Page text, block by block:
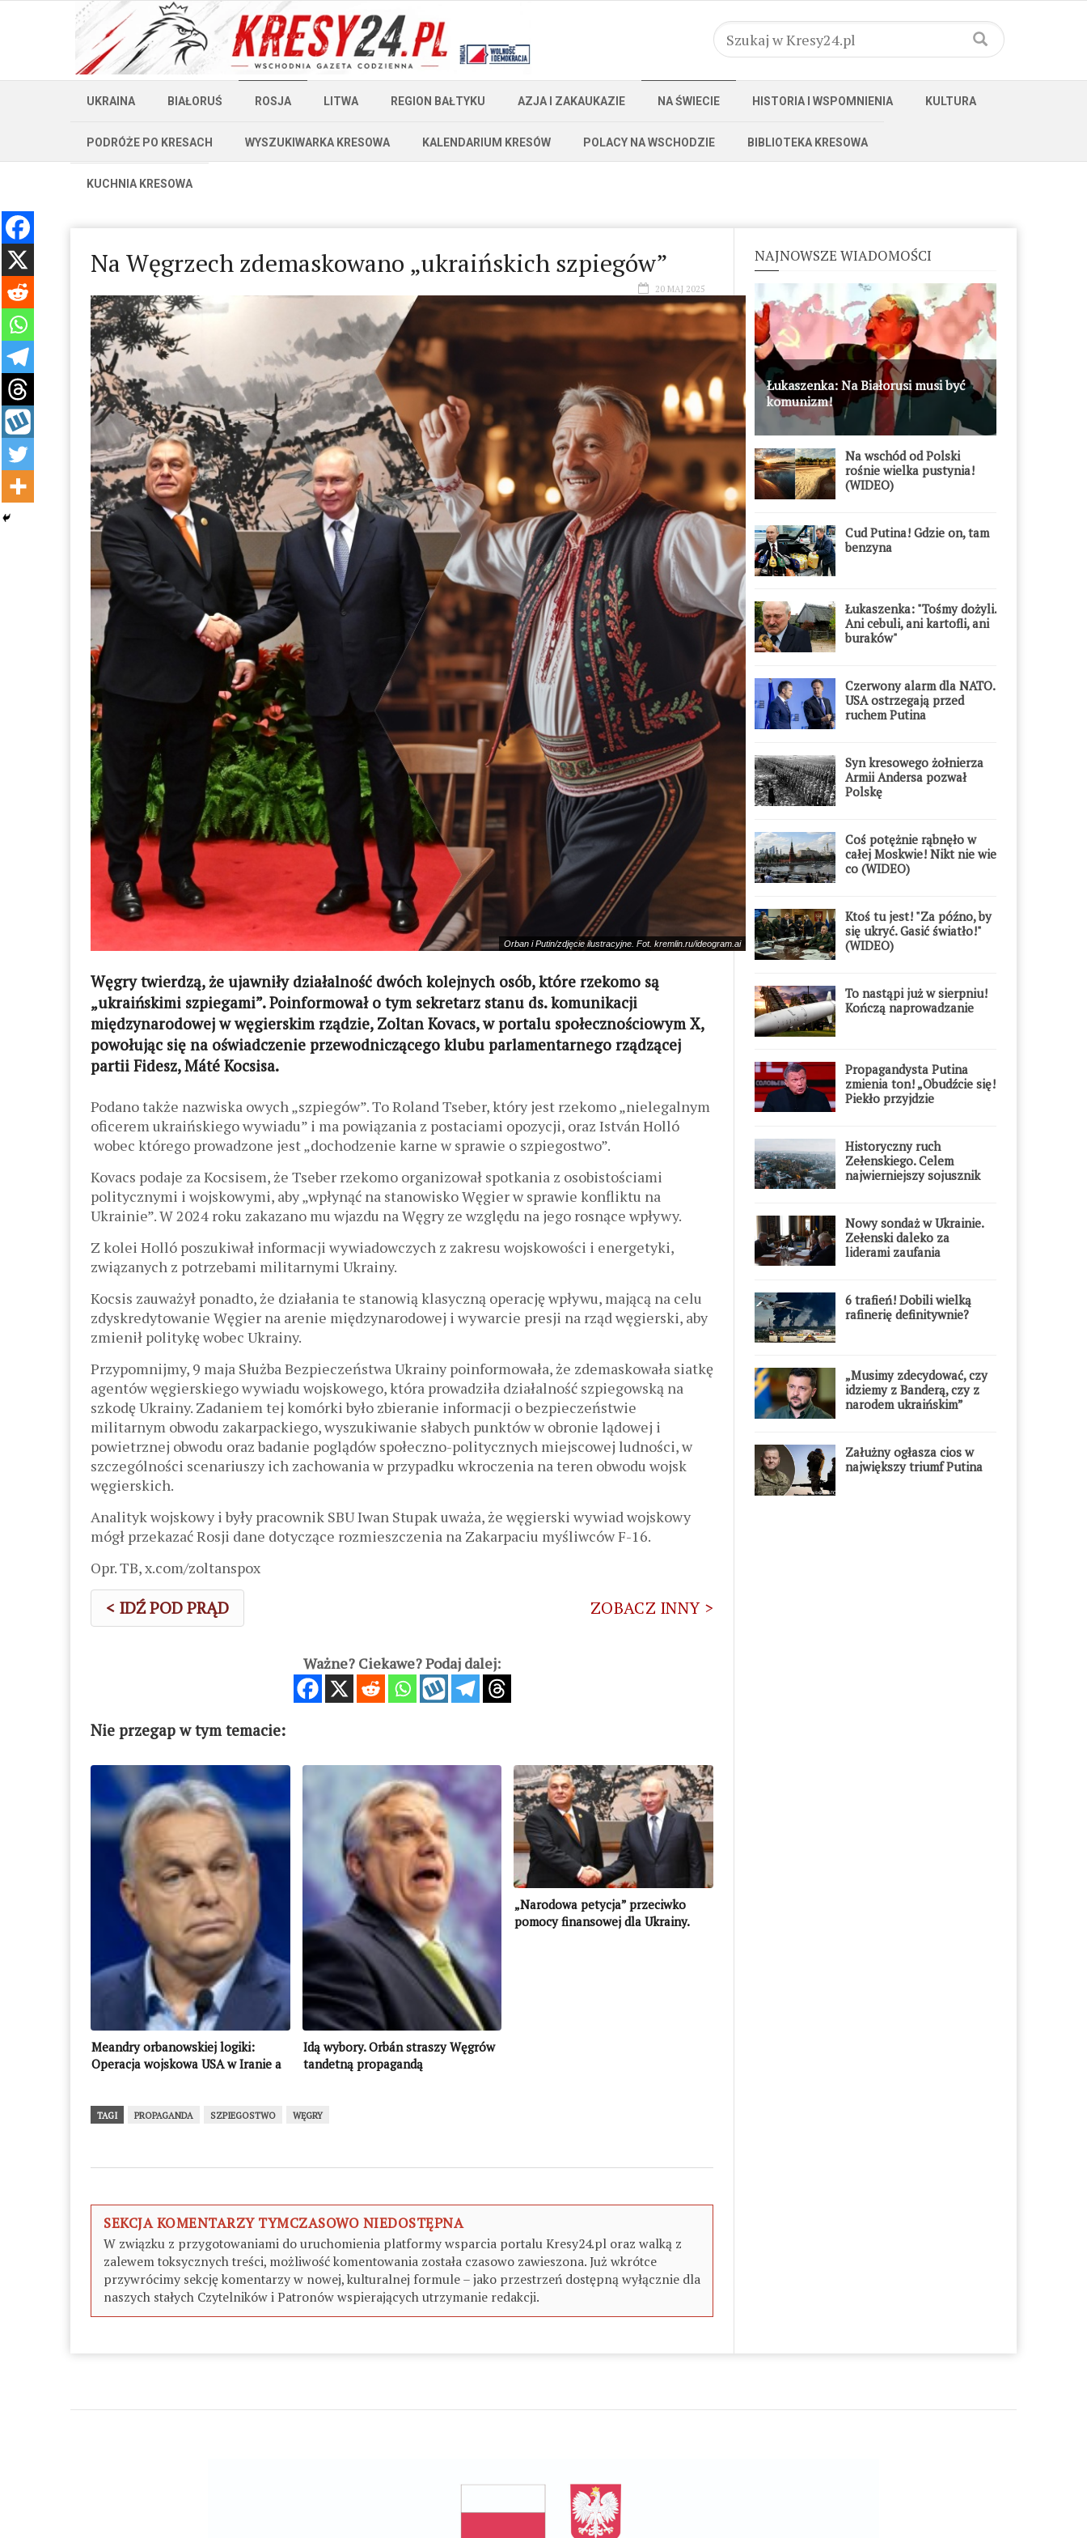
UKRAINA BIAŁORUŚ ROSJA LITWA REGION BAŁTYKU AZJA I ZAKAUKAZIE NA ŚWIECIE HISTORIA I WSPOMNIENIA KULTURA
PODRÓŻE PO KRESACH WYSZUKIWARKA KRESOWA KALENDARIUM KRESÓW POLACY NA WSCHODZIE BIBLIOTEKA KRESOWA
KUCHNIA KRESOWA
Na Węgrzech zdemaskowano „ukraińskich szpiegów”
20 MAJ 2025
Orban i Putin/zdjęcie ilustracyjne. Fot. kremlin.ru/ideogram.ai
Węgry twierdzą, że ujawniły działalność dwóch kolejnych osób, które rzekomo są
„ukraińskimi szpiegami”. Poinformował o tym sekretarz stanu ds. komunikacji
międzynarodowej w węgierskim rządzie, Zoltan Kovacs, w portalu społecznościowym X,
powołując się na oświadczenie przewodniczącego klubu parlamentarnego rządzącej
partii Fidesz, Máté Kocsisa.
Podano także nazwiska owych „szpiegów”. To Roland Tseber, który jest rzekomo „nielegalnym
oficerem ukraińskiego wywiadu” i ma powiązania z postaciami opozycji, oraz István Holló
wobec którego prowadzone jest „dochodzenie karne w sprawie o szpiegostwo”.
Kovacs podaje za Kocsisem, że Tseber rzekomo organizował spotkania z osobistościami
politycznymi i wojskowymi, aby „wpłynąć na stanowisko Węgier w sprawie konfliktu na
Ukrainie”. W 2024 roku zakazano mu wjazdu na Węgry ze względu na jego rosnące wpływy.
Z kolei Holló poszukiwał informacji wywiadowczych z zakresu wojskowości i energetyki,
związanych z potrzebami militarnymi Ukrainy.
Kocsis zauważył ponadto, że działania te stanowią klasyczną operację wpływu, mającą na celu
zdyskredytowanie Węgier na arenie międzynarodowej i wywarcie presji na rząd węgierski, aby
zmienił politykę wobec Ukrainy.
Przypomnijmy, 9 maja Służba Bezpieczeństwa Ukrainy poinformowała, że zdemaskowała siatkę
agentów węgierskiego wywiadu wojskowego, która prowadziła działalność szpiegowską na
szkodę Ukrainy. Zadaniem tej komórki było zbieranie informacji o bezpieczeństwie
militarnym obwodu zakarpackiego, wyszukiwanie słabych punktów w obronie lądowej i
powietrznej obwodu oraz badanie poglądów społeczno-politycznych miejscowej ludności, w
szczególności scenariuszy ich zachowania w przypadku wkroczenia na teren obwodu wojsk
węgierskich.
Analityk wojskowy i były pracownik SBU Iwan Stupak uważa, że ​​węgierski wywiad wojskowy
mógł przekazać Rosji dane dotyczące rozmieszczenia na Zakarpaciu myśliwców F-16.
Opr. TB, x.com/zoltanspox
< IDŹ POD PRĄD ZOBACZ INNY >
Ważne? Ciekawe? Podaj dalej:
Nie przegap w tym temacie:
Meandry orbanowskiej logiki:
Operacja wojskowa USA w Iranie a
Idą wybory. Orbán straszy Węgrów
tandetną propagandą
„Narodowa petycja” przeciwko
pomocy finansowej dla Ukrainy.
TAGI PROPAGANDA SZPIEGOSTWO WĘGRY
SEKCJA KOMENTARZY TYMCZASOWO NIEDOSTĘPNA
W związku z przygotowaniami do uruchomienia platformy wsparcia portalu Kresy24.pl oraz walką z
zalewem toksycznych treści, możliwość komentowania została czasowo zawieszona. Już wkrótce
przywrócimy sekcję komentarzy w nowej, kulturalnej formule – jako przestrzeń dostępną wyłącznie dla
naszych stałych Czytelników i Patronów wspierających utrzymanie redakcji.
NAJNOWSZE WIADOMOŚCI
Łukaszenka: Na Białorusi musi być
komunizm!
Na wschód od Polski
rośnie wielka pustynia!
(WIDEO)
Cud Putina! Gdzie on, tam
benzyna
Łukaszenka: "Tośmy dożyli.
Ani cebuli, ani kartofli, ani
buraków"
Czerwony alarm dla NATO.
USA ostrzegają przed
ruchem Putina
Syn kresowego żołnierza
Armii Andersa pozwał
Polskę
Coś potężnie rąbnęło w
całej Moskwie! Nikt nie wie
co (WIDEO)
Ktoś tu jest! "Za późno, by
się ukryć. Gasić światło!"
(WIDEO)
To nastąpi już w sierpniu!
Kończą naprowadzanie
Propagandysta Putina
zmienia ton! „Obudźcie się!
Piekło przyjdzie
Historyczny ruch
Zełenskiego. Celem
najwierniejszy sojusznik
Nowy sondaż w Ukrainie.
Zełenski daleko za
liderami zaufania
6 trafień! Dobili wielką
rafinerię definitywnie?
„Musimy zdecydować, czy
idziemy z Banderą, czy z
narodem ukraińskim”
Załużny ogłasza cios w
największy triumf Putina